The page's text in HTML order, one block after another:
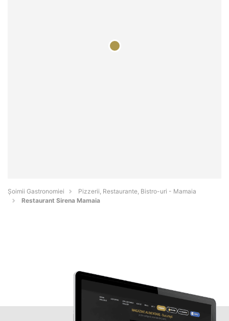
Șoimii Gastronomiei
Pizzerii, Restaurante, Bistro-uri - Mamaia
Restaurant Sirena Mamaia